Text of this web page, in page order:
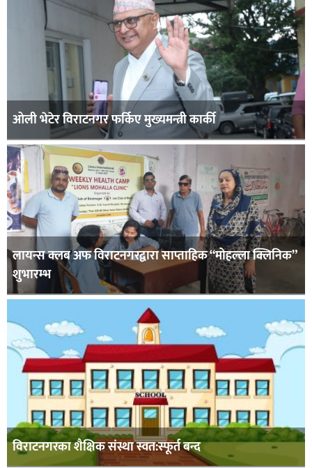
ओली भेटेर विराटनगर फर्किए मुख्यमन्त्री कार्की
लायन्स क्लब अफ विराटनगरद्वारा साप्ताहिक “मोहल्ला क्लिनिक”
शुभारम्भ
विराटनगरका शैक्षिक संस्था स्वत:स्फूर्त बन्द